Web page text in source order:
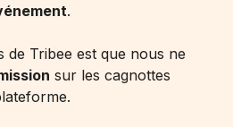
.
de Tribee est que nous ne
sur les cagnottes